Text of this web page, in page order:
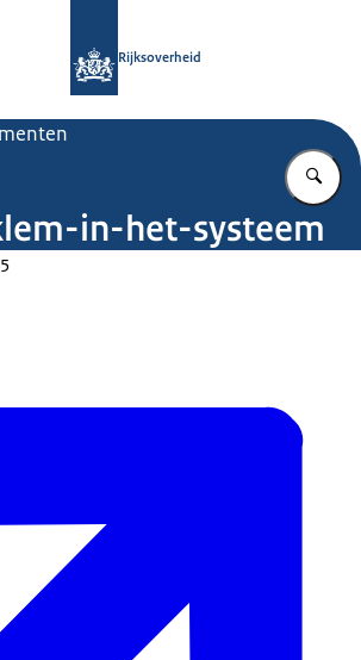
Rijksoverheid
in-het-systeem